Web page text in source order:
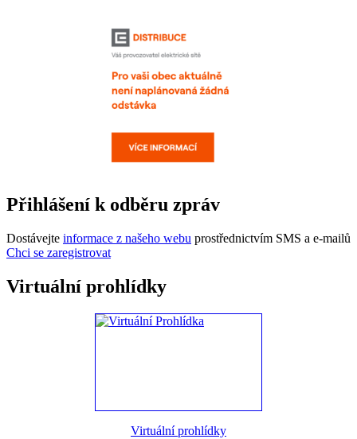
Přihlášení k odběru zpráv
Dostávejte informace z našeho webu prostřednictvím SMS a e-mailů
Chci se zaregistrovat
Virtuální prohlídky
Virtuální prohlídky